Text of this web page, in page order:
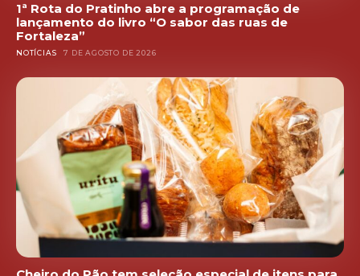
1ª Rota do Pratinho abre a programação de
lançamento do livro “O sabor das ruas de
Fortaleza”
NOTÍCIAS 7 DE AGOSTO DE 2026